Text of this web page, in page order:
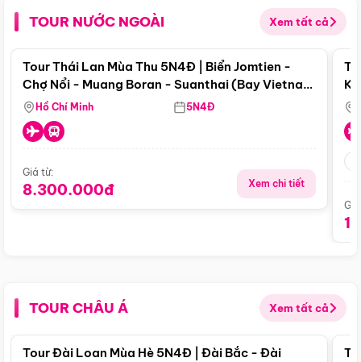
TOUR NƯỚC NGOÀI Xem tất cả
Điểm nổi bật
Tour Thái Lan Mùa Thu 5N4Đ | Biển Jomtien -
Chợ Nổi - Muang Boran - Suanthai (Bay Vietnam
Airlines)
Hồ Chí Minh 5N4Đ
Giá từ:
8.300.000đ Xem chi tiết
TOUR CHÂU Á Xem tất cả
Điểm nổi bật
Tour Đài Loan Mùa Hè 5N4Đ | Đài Bắc - Đài